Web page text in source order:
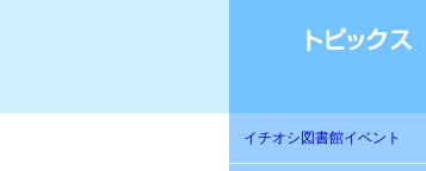
イチオシ図書館イベント